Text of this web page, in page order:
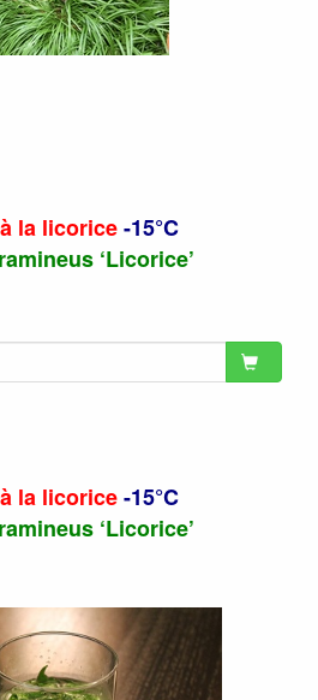
la licorice-15°C
‘Licorice’
la licorice-15°C
‘Licorice’